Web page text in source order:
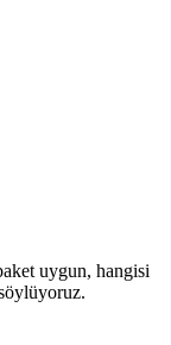
uygun, hangisi